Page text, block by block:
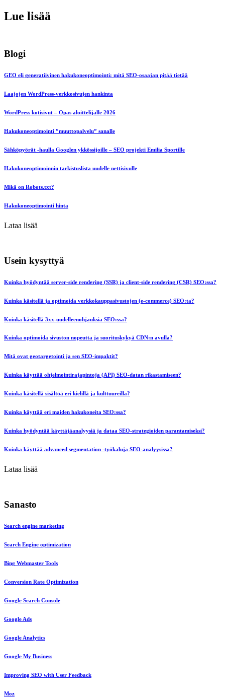
Lue lisää
Blogi
GEO eli generatiivinen hakukoneoptimointi: mitä SEO-osaajan pitää tietää
Laajojen WordPress-verkkosivujen hankinta
WordPress kotisivut – Opas aloittelijalle 2026
Hakukoneoptimointi ”muuttopalvelu” sanalle
Sähköpyörät -haulla Googlen ykkössijoille – SEO projekti Emilia Sportille
Hakukoneoptimoinnin tarkistuslista uudelle nettisivulle
Mikä on Robots.txt?
Hakukoneoptimointi hinta
Lataa lisää
Usein kysyttyä
Kuinka hyödyntää server-side rendering (SSR) ja client-side rendering (CSR) SEO:ssa?
Kuinka käsitellä ja optimoida verkkokauppasivustojen (e-commerce) SEO:ta?
Kuinka käsitellä 3xx-uudelleenohjauksia SEO:ssa?
Kuinka optimoida sivuston nopeutta ja suorituskykyä CDN:n avulla?
Mitä ovat geotargetointi ja sen SEO-impaktit?
Kuinka käyttää ohjelmointirajapintoja (API) SEO-datan rikastamiseen?
Kuinka käsitellä sisältöä eri kielillä ja kulttuureilla?
Kuinka käyttää eri maiden hakukoneita SEO:ssa?
Kuinka hyödyntää käyttäjäanalyysiä ja dataa SEO-strategioiden parantamiseksi?
Kuinka käyttää advanced segmentation -työkaluja SEO-analyysissa?
Lataa lisää
Sanasto
Search engine marketing
Search Engine optimization
Bing Webmaster Tools
Conversion Rate Optimization
Google Search Console
Google Ads
Google Analytics
Google My Business
Improving SEO with User Feedback
Moz